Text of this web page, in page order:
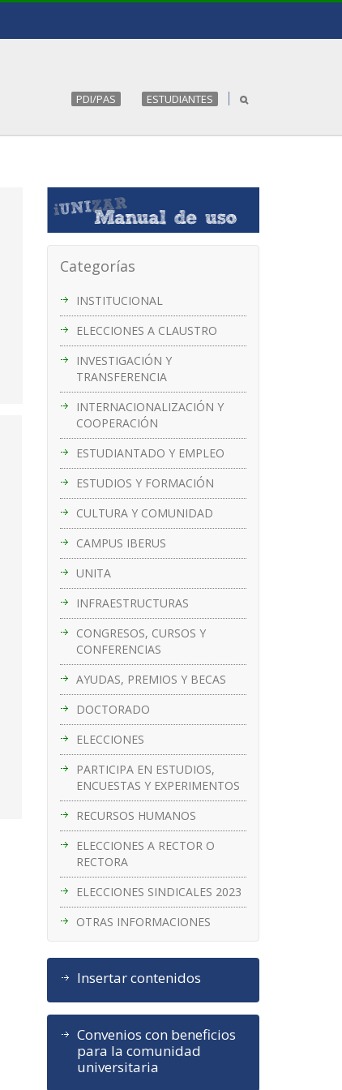
PDI/PAS ESTUDIANTES
Categorías
INSTITUCIONAL
ELECCIONES A CLAUSTRO
INVESTIGACIÓN Y
TRANSFERENCIA
INTERNACIONALIZACIÓN Y
COOPERACIÓN
ESTUDIANTADO Y EMPLEO
ESTUDIOS Y FORMACIÓN
CULTURA Y COMUNIDAD
CAMPUS IBERUS
UNITA
INFRAESTRUCTURAS
CONGRESOS, CURSOS Y
CONFERENCIAS
AYUDAS, PREMIOS Y BECAS
DOCTORADO
ELECCIONES
PARTICIPA EN ESTUDIOS,
ENCUESTAS Y EXPERIMENTOS
RECURSOS HUMANOS
ELECCIONES A RECTOR O
RECTORA
ELECCIONES SINDICALES 2023
OTRAS INFORMACIONES
Insertar contenidos
Convenios con beneficios
para la comunidad
universitaria